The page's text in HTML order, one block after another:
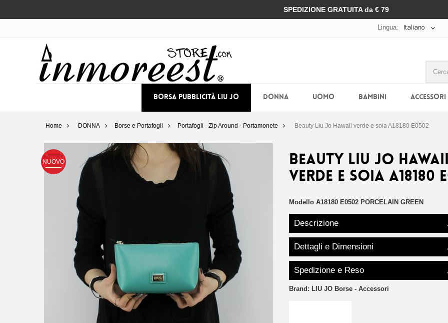
SPEDIZIONE GRATUITA da € 79
Lingua: Italiano
BORSA PUBBLICITÀ LIU JO DONNA UOMO BAMBINI
Home DONNA Borse e Portafogli Portafogli - Zip Around - Portamonete Beauty Liu Jo Hawaii verde e soia A18180 E0502
NUOVO
Beauty Liu Jo Hawaii
verde e soia A18180
Modello A18180 E0502 PORCELAIN GREEN
Descrizione
Dettagli e Dimensioni
Spedizione e Reso
Brand: LIU JO Borse - Accessori